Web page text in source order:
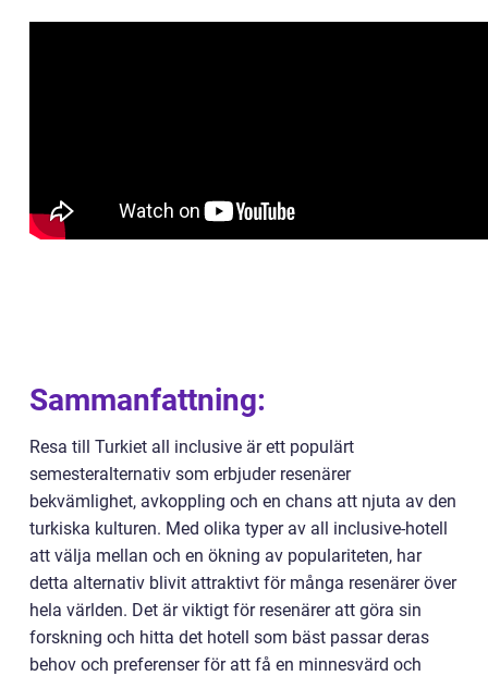
Sammanfattning:
Resa till Turkiet all inclusive är ett populärt
semesteralternativ som erbjuder resenärer
bekvämlighet, avkoppling och en chans att njuta av den
turkiska kulturen. Med olika typer av all inclusive-hotell
att välja mellan och en ökning av populariteten, har
detta alternativ blivit attraktivt för många resenärer över
hela världen. Det är viktigt för resenärer att göra sin
forskning och hitta det hotell som bäst passar deras
behov och preferenser för att få en minnesvärd och